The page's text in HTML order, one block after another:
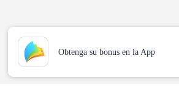
Obtenga su bonus en la App